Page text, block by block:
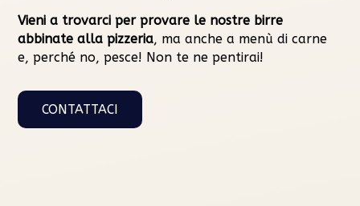
Vieni a trovarci per provare le nostre birre
abbinate alla pizzeria, ma anche a menù di carne
e, perché no, pesce! Non te ne pentirai!
CONTATTACI